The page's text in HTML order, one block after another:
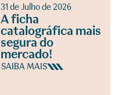
31 de Julho de 2026
A ficha
catalográfica mais
segura do
mercado!
SAIBA MAIS